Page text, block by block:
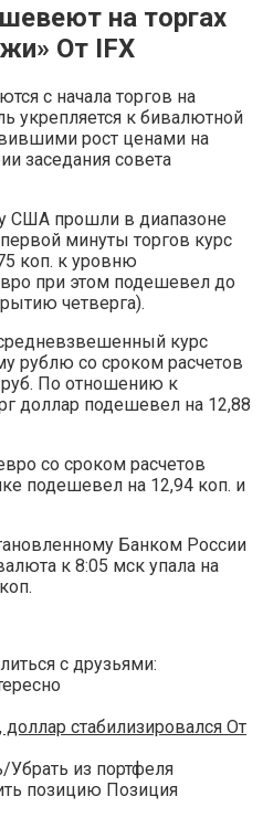
на торгах
От IFX
с начала торгов на
укрепляется к бивалютной
рост ценами на
заседания совета
США прошли в диапазоне
минуты торгов курс
коп. к уровню
при этом подешевел до
четверга).
курс
рублю со сроком расчетов
руб. По отношению к
доллар подешевел на 12,88
со сроком расчетов
подешевел на 12,94 коп. и
Банком России
к 8:05 мск упала на
с друзьями:
стабилизировался От
Убрать из портфеля
позицию Позиция